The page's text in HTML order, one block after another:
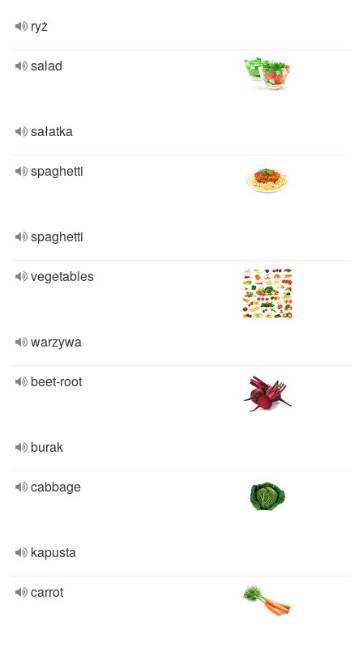
ryż
salad
sałatka
spaghetti
spaghetti
vegetables
warzywa
beet-root
burak
cabbage
kapusta
carrot